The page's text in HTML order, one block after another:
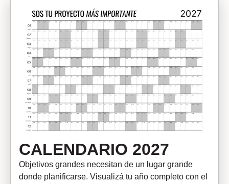
CALENDARIO 2027
Objetivos grandes necesitan de un lugar grande
donde planificarse. Visualizá tu año completo con el